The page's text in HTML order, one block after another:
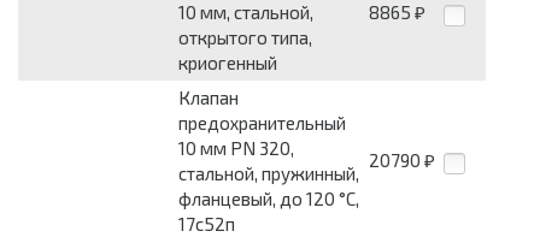
10 мм, стальной,
открытого типа,
криогенный
8865 ₽
Клапан
предохранительный
10 мм PN 320,
стальной, пружинный,
фланцевый, до 120 °С,
17с52п
20790 ₽